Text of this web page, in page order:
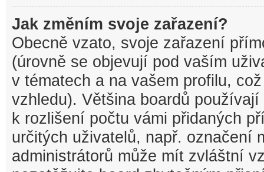
Jak změním svoje zařazení?
Obecně vzato, svoje zařazení
(úrovně se objevují pod vaším
v tématech a na vašem profilu,
vzhledu). Většina boardů
k rozlišení počtu vámi přidaných
určitých uživatelů, např. označení
administrátorů může mít zvláštní